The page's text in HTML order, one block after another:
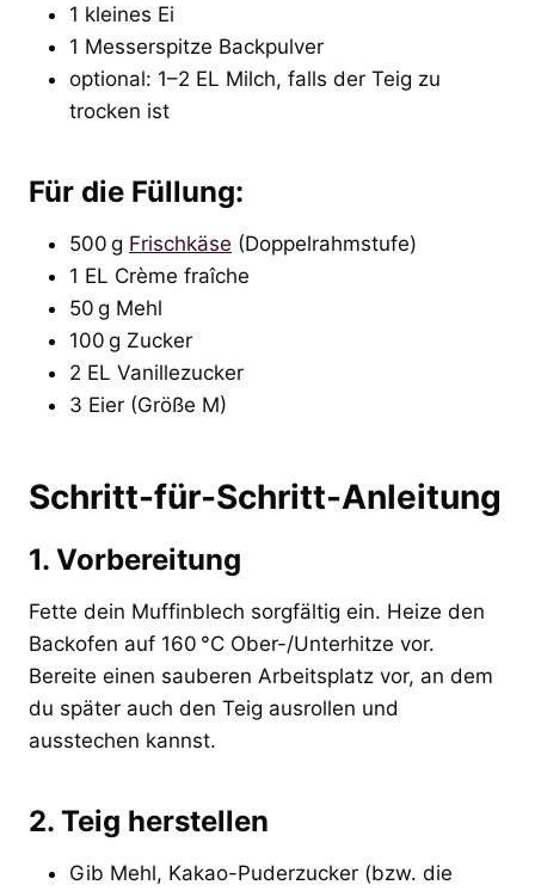
1 kleines Ei
1 Messerspitze Backpulver
optional: 1–2 EL Milch, falls der Teig zu
trocken ist
Für die Füllung:
500 g Frischkäse (Doppelrahmstufe)
1 EL Crème fraîche
50 g Mehl
100 g Zucker
2 EL Vanillezucker
3 Eier (Größe M)
Schritt-für-Schritt-Anleitung
1. Vorbereitung
Fette dein Muffinblech sorgfältig ein. Heize den
Backofen auf 160 °C Ober-/Unterhitze vor.
Bereite einen sauberen Arbeitsplatz vor, an dem
du später auch den Teig ausrollen und
ausstechen kannst.
2. Teig herstellen
Gib Mehl, Kakao-Puderzucker (bzw. die